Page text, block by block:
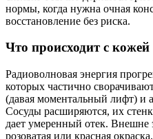
нормы, когда нужна очная
восстановление без риска.
Что происходит с кожей
Радиоволновая энергия
которых частично
(давая моментальный лифт) и
Сосуды расширяются, их
дает умеренный отек. Внешне
розоватая или красная